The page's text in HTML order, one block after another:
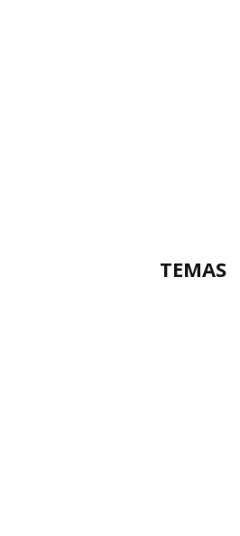
TEMAS